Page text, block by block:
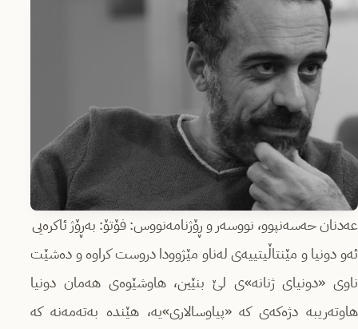
عەدنان حەسەنپوو، نووسەر و ڕۆژنامەنووس: فۆتۆ: بەڕۆژ ئاکرەیی
ئەو دونیا و مێنتاڵیتییەی لەناو مێژوودا دروست کراوە و دەشێت
ناوی «دونیای ژنانە»ی لێ بنێین، هاوشێوەی هەمان دونیا
هاوتەریبە دژەکەی کە «پیاوسالاری»یە، هێندە بەتەمەنە کە